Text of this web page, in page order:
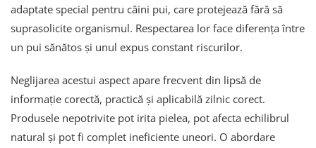
adaptate special pentru câini pui, care protejează fără să
suprasolicite organismul. Respectarea lor face diferența între
un pui sănătos și unul expus constant riscurilor.
Neglijarea acestui aspect apare frecvent din lipsă de
informație corectă, practică și aplicabilă zilnic corect.
Produsele nepotrivite pot irita pielea, pot afecta echilibrul
natural și pot fi complet ineficiente uneori. O abordare